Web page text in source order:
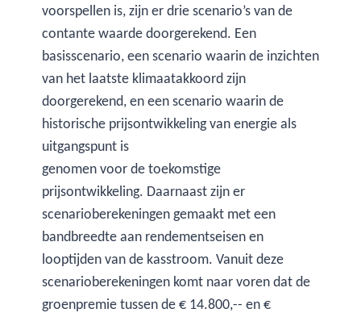
voorspellen is, zijn er drie scenario’s van de
contante waarde doorgerekend. Een
basisscenario, een scenario waarin de inzichten
van het laatste klimaatakkoord zijn
doorgerekend, en een scenario waarin de
historische prijsontwikkeling van energie als
uitgangspunt is
genomen voor de toekomstige
prijsontwikkeling. Daarnaast zijn er
scenarioberekeningen gemaakt met een
bandbreedte aan rendementseisen en
looptijden van de kasstroom. Vanuit deze
scenarioberekeningen komt naar voren dat de
groenpremie tussen de € 14.800,-- en €